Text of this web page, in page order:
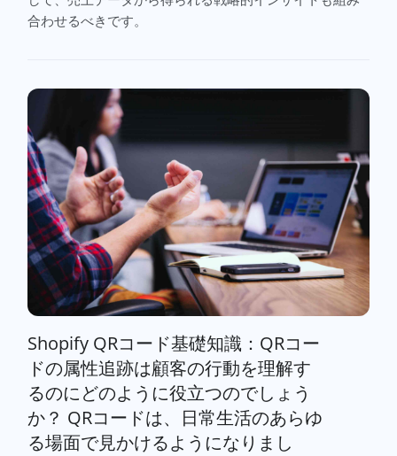
合わせるべきです。
Shopify QRコード基礎知識：QRコー
ドの属性追跡は顧客の行動を理解す
るのにどのように役立つのでしょう
か？ QRコードは、日常生活のあらゆ
る場面で見かけるようになりまし